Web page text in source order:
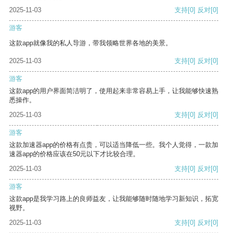
2025-11-03
支持[0] 反对[0]
游客
这款app就像我的私人导游，带我领略世界各地的美景。
2025-11-03 支持[0] 反对[0]
游客
这款app的用户界面简洁明了，使用起来非常容易上手，让我能够快速熟
悉操作。
2025-11-03
支持[0] 反对[0]
游客
这款加速器app的价格有点贵，可以适当降低一些。我个人觉得，一款加
速器app的价格应该在50元以下才比较合理。
2025-11-03
支持[0] 反对[0]
游客
这款app是我学习路上的良师益友，让我能够随时随地学习新知识，拓宽
视野。
2025-11-03
支持[0] 反对[0]